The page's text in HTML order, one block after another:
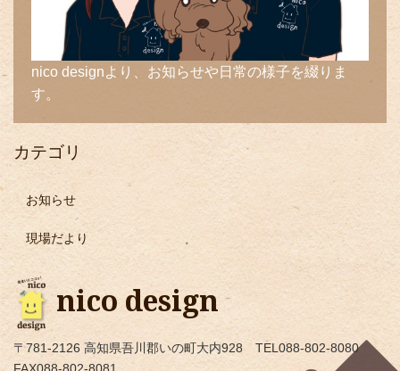
nico designより、お知らせや日常の様子を綴りま
す。
カテゴリ
お知らせ
現場だより
nico design
〒781-2126 高知県吾川郡いの町大内928 TEL088-802-8080